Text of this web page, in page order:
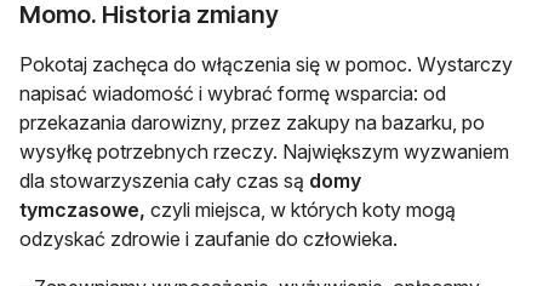
Momo. Historia zmiany
Pokotaj zachęca do włączenia się w pomoc. Wystarczy
napisać wiadomość i wybrać formę wsparcia: od
przekazania darowizny, przez zakupy na bazarku, po
wysyłkę potrzebnych rzeczy. Największym wyzwaniem
dla stowarzyszenia cały czas są domy
tymczasowe, czyli miejsca, w których koty mogą
odzyskać zdrowie i zaufanie do człowieka.